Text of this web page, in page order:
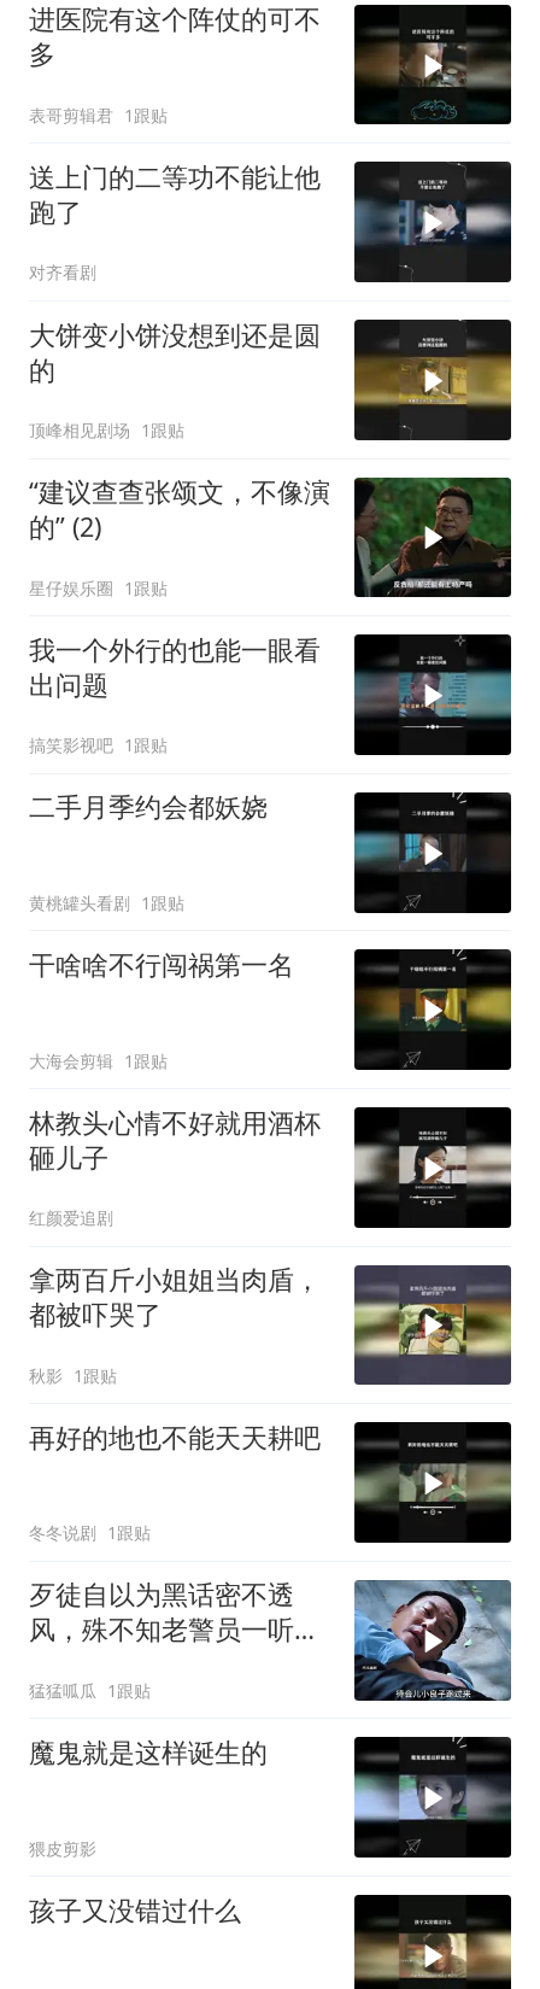
进医院有这个阵仗的可不
多
表哥剪辑君 1跟贴
送上门的二等功不能让他
跑了
对齐看剧
大饼变小饼没想到还是圆
的
顶峰相见剧场 1跟贴
“建议查查张颂文，不像演
的” (2)
星仔娱乐圈 1跟贴
我一个外行的也能一眼看
出问题
搞笑影视吧 1跟贴
二手月季约会都妖娆
黄桃罐头看剧 1跟贴
干啥啥不行闯祸第一名
大海会剪辑 1跟贴
林教头心情不好就用酒杯
砸儿子
红颜爱追剧
拿两百斤小姐姐当肉盾，
都被吓哭了
秋影 1跟贴
再好的地也不能天天耕吧
冬冬说剧 1跟贴
歹徒自以为黑话密不透
风，殊不知老警员一听便
猛猛呱瓜 1跟贴
魔鬼就是这样诞生的
猥皮剪影
孩子又没错过什么